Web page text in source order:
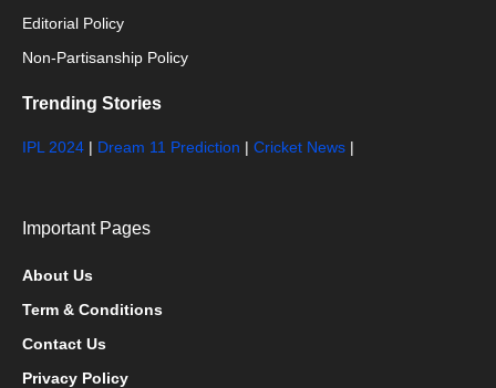
Editorial Policy
Non-Partisanship Policy
Trending Stories
IPL 2024 | Dream 11 Prediction | Cricket News |
Important Pages
About Us
Term & Conditions
Contact Us
Privacy Policy